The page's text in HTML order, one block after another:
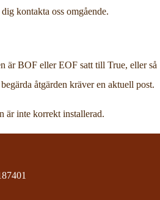
kontakta oss omgående.
är BOF eller EOF satt till True, eller så
åtgärden kräver en aktuell post.
är inte korrekt installerad.